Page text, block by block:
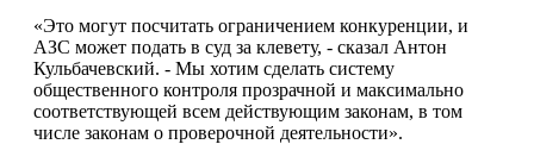
«Это могут посчитать ограничением конкуренции, и
АЗС может подать в суд за клевету, - сказал Антон
Кульбачевский. - Мы хотим сделать систему
общественного контроля прозрачной и максимально
соответствующей всем действующим законам, в том
числе законам о проверочной деятельности».